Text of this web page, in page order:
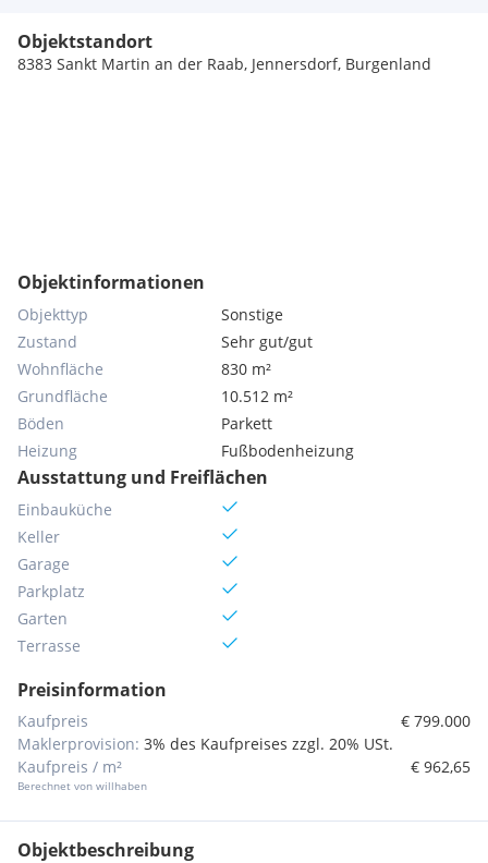
Objektstandort
8383 Sankt Martin an der Raab, Jennersdorf, Burgenland
Objektinformationen
Objekttyp
Sonstige
Zustand
Sehr gut/gut
Wohnfläche
830 m²
Grundfläche
10.512 m²
Böden
Parkett
Heizung
Fußbodenheizung
Ausstattung und Freiflächen
Einbauküche
Keller
Garage
Parkplatz
Garten
Terrasse
Preisinformation
Kaufpreis
€ 799.000
Maklerprovision: 3% des Kaufpreises zzgl. 20% USt.
Kaufpreis / m²
Berechnet von willhaben
€ 962,65
Objektbeschreibung